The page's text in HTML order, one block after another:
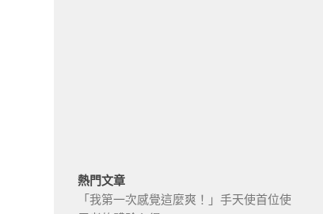
熱門文章
「我第一次感覺這麼爽！」手天使首位使